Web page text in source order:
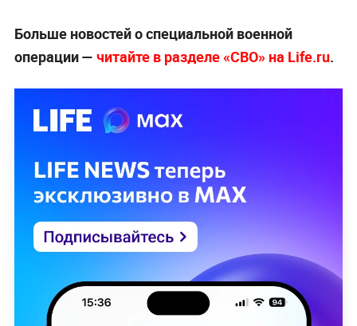
Больше новостей о специальной военной
операции — читайте в разделе «СВО» на Life.ru.